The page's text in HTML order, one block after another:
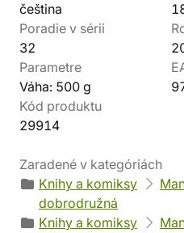
čeština
Poradie v sérii
32
Parametre
Váha: 500 g
Kód produktu
29914
Zaradené v kategóriách
Knihy a komiksy
dobrodružná
Knihy a komiksy